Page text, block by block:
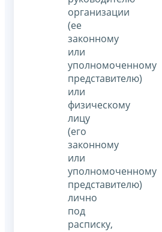
организации
(ее
законному
или
уполномоченному
представителю)
или
физическому
лицу
(его
законному
или
уполномоченному
представителю)
лично
под
расписку,